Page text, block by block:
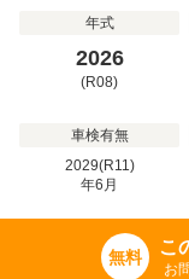
年式
2026
(R08)
車検有無
2029(R11)
年6 月
無料 こ
お